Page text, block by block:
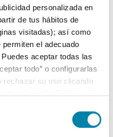
personalizada en
de tus hábitos de
visitadas); así como
el adecuado
aceptar todas las
todo” o configurarlas
rechazar su uso clicando
Manual